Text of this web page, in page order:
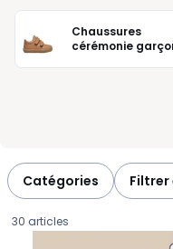
Chaussures
cérémonie
Catégories
30 articles